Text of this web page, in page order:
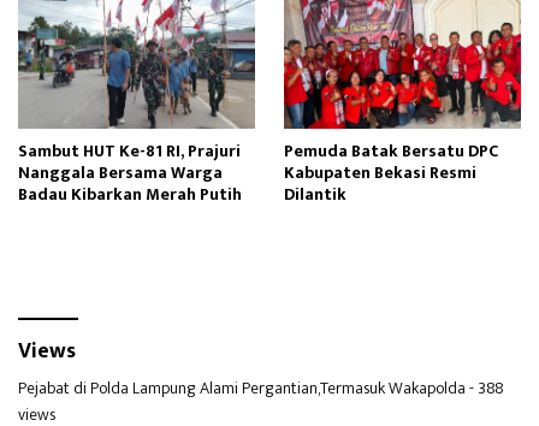
Sambut HUT Ke-81 RI, Prajuri
Nanggala Bersama Warga
Badau Kibarkan Merah Putih
Pemuda Batak Bersatu DPC
Kabupaten Bekasi Resmi
Dilantik
Views
Pejabat di Polda Lampung Alami Pergantian,Termasuk Wakapolda- 388
views